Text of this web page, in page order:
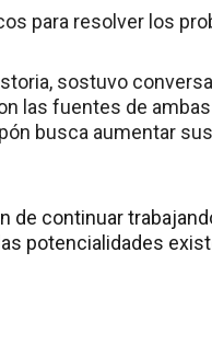
para resolver los
sostuvo
las fuentes de
busca aumentar
de continuar
potencialidades